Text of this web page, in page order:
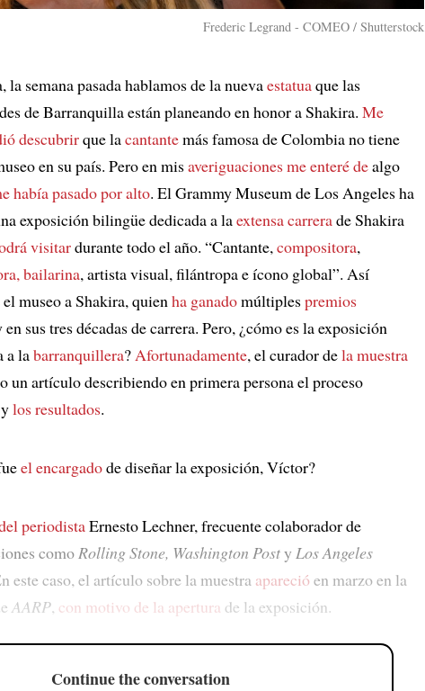
Frederic Legrand - COMEO / Shutterstock
la semana pasada hablamos de la nuevaestatuaque las
de Barranquilla están planeando en honor a Shakira. Me
descubrirque lacantantemás famosa de Colombia no tiene
en su país. Pero en misaveriguacionesme enteré dealgo
había pasado por alto. El Grammy Museum de Los Angeles ha
exposición bilingüe dedicada a laextensa carrerade Shakira
visitardurante todo el año. “Cantante,compositora,
bailarina, artista visual, filántropa e ícono global”. Así
museo a Shakira, quienha ganadomúltiplespremios
sus tres décadas de carrera. Pero, ¿cómo es la exposición
a labarranquillera?Afortunadamente, el curador dela muestra
un artículo describiendo en primera persona el proceso
los resultados.
el encargadode diseñar la exposición, Víctor?
periodistaErnesto Lechner, frecuente colaborador de
comoRolling Stone, Washington Posty Los Angeles
este caso, el artículo sobre la muestra apareció en marzo en la
AARP, con motivo de la apertura de la exposición.
Continue the conversation